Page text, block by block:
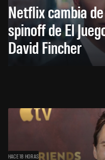
Netflix cambia
spinoff de El
David Fincher
HACE 18 HORAS